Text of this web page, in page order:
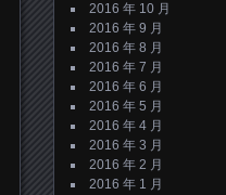
2016 年 10 月
2016 年 9 月
2016 年 8 月
2016 年 7 月
2016 年 6 月
2016 年 5 月
2016 年 4 月
2016 年 3 月
2016 年 2 月
2016 年 1 月